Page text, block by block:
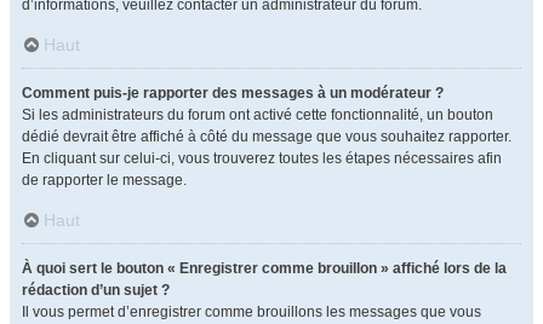
d’informations, veuillez contacter un administrateur du forum.
Haut
Comment puis-je rapporter des messages à un modérateur ?
Si les administrateurs du forum ont activé cette fonctionnalité, un bouton
dédié devrait être affiché à côté du message que vous souhaitez rapporter.
En cliquant sur celui-ci, vous trouverez toutes les étapes nécessaires afin
de rapporter le message.
Haut
À quoi sert le bouton « Enregistrer comme brouillon » affiché lors de la
rédaction d’un sujet ?
Il vous permet d’enregistrer comme brouillons les messages que vous